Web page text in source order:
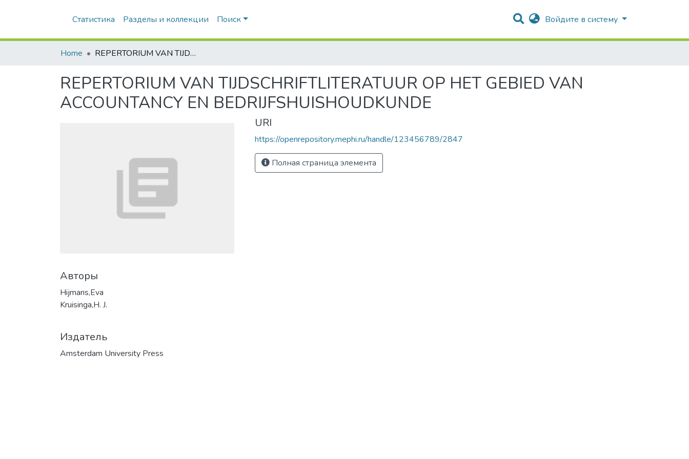
Статистика Разделы и коллекции Поиск Войдите в систему
Home REPERTORIUM VAN TIJDSCHRIFTLITERATUUR OP HET GEBIED VAN ACCOUNTANCY EN BEDRIJFSHUISHOUDKUNDE
REPERTORIUM VAN TIJDSCHRIFTLITERATUUR OP HET GEBIED VAN
ACCOUNTANCY EN BEDRIJFSHUISHOUDKUNDE
Авторы
Hijmans,Eva
Kruisinga,H. J.
Издатель
Amsterdam University Press
URI
https://openrepository.mephi.ru/handle/123456789/2847
Полная страница элемента